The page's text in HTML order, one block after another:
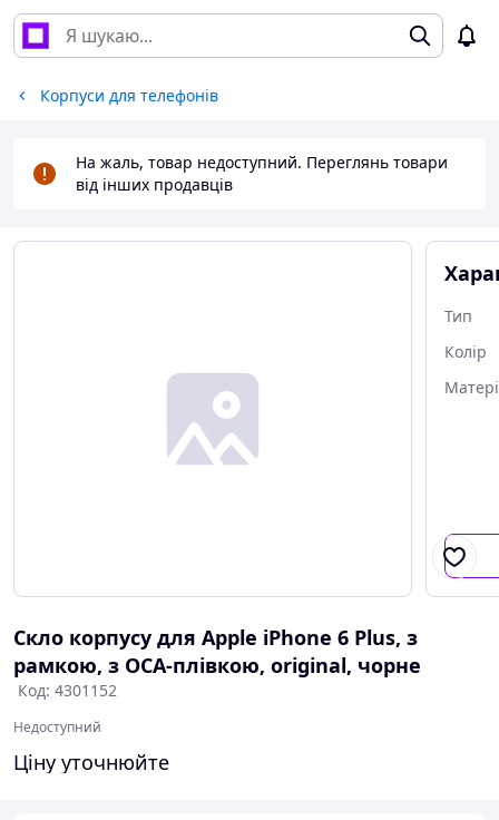
Корпуси для телефонів
На жаль, товар недоступний. Переглянь товари
від інших продавців
Тип
Колір
Скло корпусу для Apple iPhone 6 Plus, з
рамкою, з OCA-плівкою, original, чорне
Код: 4301152
Недоступний
Ціну уточнюйте